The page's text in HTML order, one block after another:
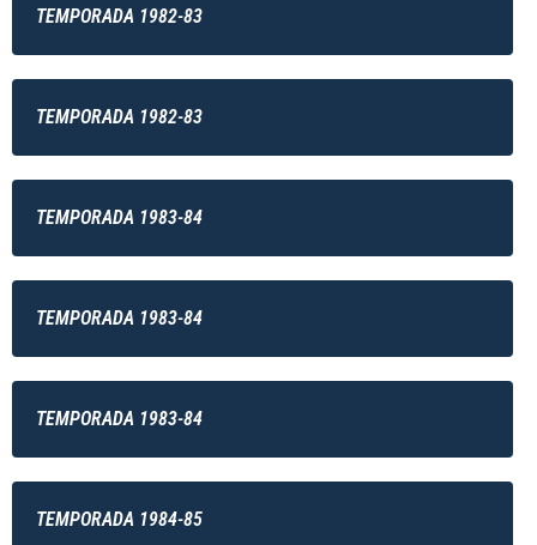
TEMPORADA 1982-83
TEMPORADA 1982-83
TEMPORADA 1983-84
TEMPORADA 1983-84
TEMPORADA 1983-84
TEMPORADA 1984-85